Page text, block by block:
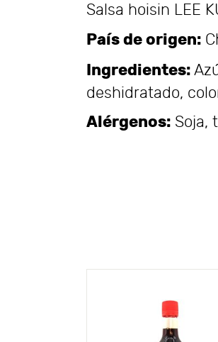
Salsa hoisin LEE
País de origen:
Ingredientes:
deshidratado,
Alérgenos:Soja,